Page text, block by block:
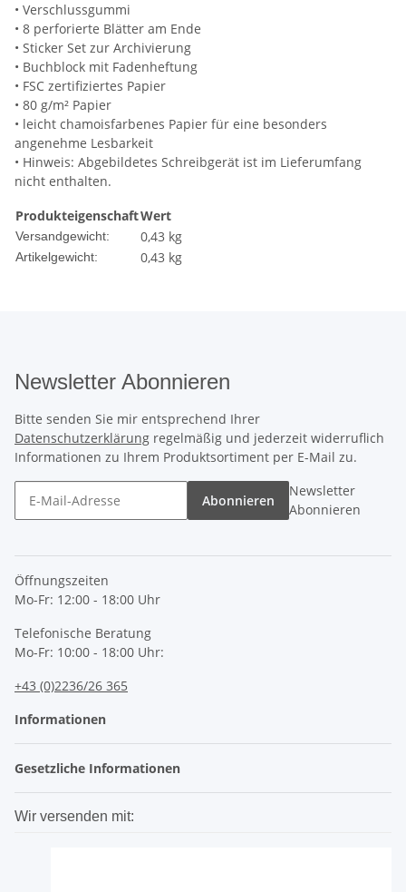
• Verschlussgummi
• 8 perforierte Blätter am Ende
• Sticker Set zur Archivierung
• Buchblock mit Fadenheftung
• FSC zertifiziertes Papier
• 80 g/m² Papier
• leicht chamoisfarbenes Papier für eine besonders
angenehme Lesbarkeit
• Hinweis: Abgebildetes Schreibgerät ist im Lieferumfang
nicht enthalten.
ProdukteigenschaftWert
Versandgewicht: 0,43 kg
Artikelgewicht: 0,43 kg
Newsletter Abonnieren
Bitte senden Sie mir entsprechend Ihrer
Datenschutzerklärung regelmäßig und jederzeit widerruflich
Informationen zu Ihrem Produktsortiment per E-Mail zu.
Abonnieren
Newsletter
Abonnieren
Öffnungszeiten
Mo-Fr: 12:00 - 18:00 Uhr
Telefonische Beratung
Mo-Fr: 10:00 - 18:00 Uhr:
+43 (0)2236/26 365
Informationen
Gesetzliche Informationen
Wir versenden mit: